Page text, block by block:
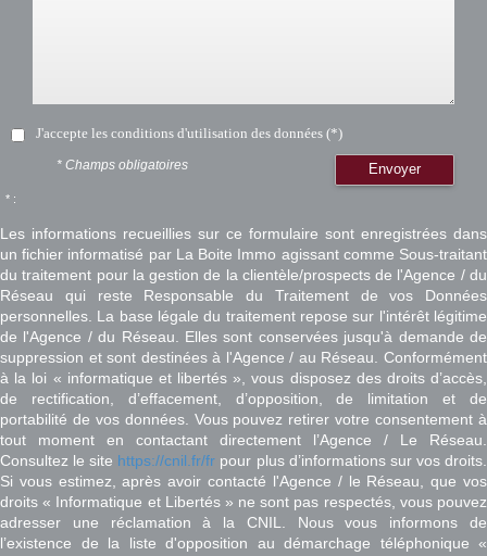
J'accepte les conditions d'utilisation des données (*)
Envoyer
* Champs obligatoires
* :
Les informations recueillies sur ce formulaire sont enregistrées dans
un fichier informatisé par La Boite Immo agissant comme Sous-traitant
du traitement pour la gestion de la clientèle/prospects de l'Agence / du
Réseau qui reste Responsable du Traitement de vos Données
personnelles. La base légale du traitement repose sur l'intérêt légitime
de l'Agence / du Réseau. Elles sont conservées jusqu'à demande de
suppression et sont destinées à l'Agence / au Réseau. Conformément
à la loi « informatique et libertés », vous disposez des droits d’accès,
de rectification, d’effacement, d’opposition, de limitation et de
portabilité de vos données. Vous pouvez retirer votre consentement à
tout moment en contactant directement l’Agence / Le Réseau.
Consultez le site https://cnil.fr/fr pour plus d’informations sur vos droits.
Si vous estimez, après avoir contacté l'Agence / le Réseau, que vos
droits « Informatique et Libertés » ne sont pas respectés, vous pouvez
adresser une réclamation à la CNIL. Nous vous informons de
l’existence de la liste d'opposition au démarchage téléphonique «